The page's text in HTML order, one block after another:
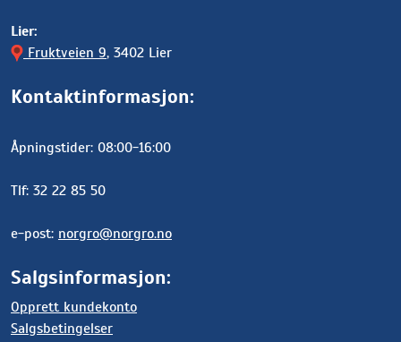
Lier:
Fruktveien 9, 3402 Lier
Kontaktinformasjon:
Åpningstider: 08:00-16:00
Tlf: 32 22 85 50
e-post: norgro@norgro.no
Salgsinformasjon:
Opprett kundekonto
Salgsbetingelser